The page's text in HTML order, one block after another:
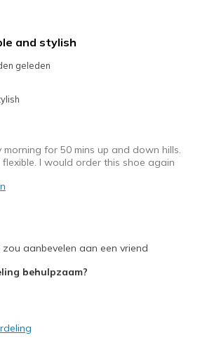
due to padding
true to size
and stylish
geleden
morning for 50 mins up and down hills.
I would order this shoe again
zou aanbevelen aan een vriend
behulpzaam?